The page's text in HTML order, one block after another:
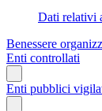
Dati relativi
Benessere
Enti controllati
Enti pubblici